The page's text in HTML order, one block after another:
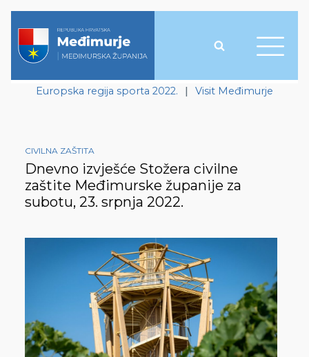
Europska regija sporta 2022. | Visit Međimurje
CIVILNA ZAŠTITA
Dnevno izvješće Stožera civilne
zaštite Međimurske županije za
subotu, 23. srpnja 2022.